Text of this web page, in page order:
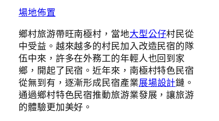
場地佈置
鄉村旅游帶旺南極村，當地大型公仔村民從
中受益。越來越多的村民加入改造民宿的隊
伍中來，許多在外務工的年輕人也回到家
鄉，開起了民宿。近年來，南極村特色民宿
從無到有，逐漸形成民宿產業展場設計鏈。
通過鄉村特色民宿推動旅游業發展，讓旅游
的體驗更加美好。